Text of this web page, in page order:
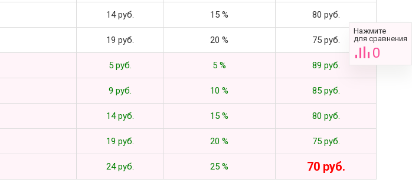
14 руб. 15 % 80 руб.
19 руб. 20 % 75 руб.
5 руб. 5 % 89 руб.
9 руб. 10 % 85 руб.
14 руб. 15 % 80 руб.
19 руб. 20 % 75 руб.
24 руб. 25 % 70 руб.
Нажмите
для сравнения
0